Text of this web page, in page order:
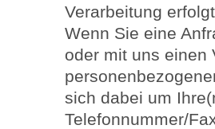
Verarbeitung
Wenn Sie eine
oder mit uns einen
sich dabei um
Telefonnummer/